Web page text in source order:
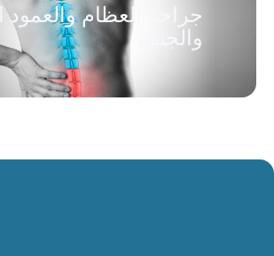
جراحة العظام والعمود
والجنف